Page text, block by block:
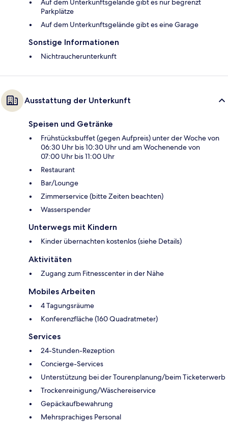
Auf dem Unterkunftsgelände gibt es nur begrenzt
Parkplätze
Auf dem Unterkunftsgelände gibt es eine Garage
Sonstige Informationen
Nichtraucherunterkunft
Ausstattung der Unterkunft
Speisen und Getränke
Frühstücksbuffet (gegen Aufpreis) unter der Woche von
06:30 Uhr bis 10:30 Uhr und am Wochenende von
07:00 Uhr bis 11:00 Uhr
Restaurant
Bar/Lounge
Zimmerservice (bitte Zeiten beachten)
Wasserspender
Unterwegs mit Kindern
Kinder übernachten kostenlos (siehe Details)
Aktivitäten
Zugang zum Fitnesscenter in der Nähe
Mobiles Arbeiten
4 Tagungsräume
Konferenzfläche (160 Quadratmeter)
Services
24-Stunden-Rezeption
Concierge-Services
Unterstützung bei der Tourenplanung/beim Ticketerwerb
Trockenreinigung/Wäschereiservice
Gepäckaufbewahrung
Mehrsprachiges Personal